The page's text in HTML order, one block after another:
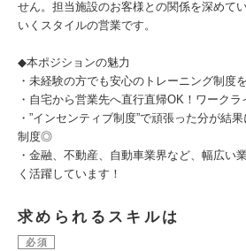
せん。担当施設のお客様との関係を深めて
いくスタイルの営業です。
◆本ポジションの魅力
・未経験の方でも安心のトレーニング制度
・自宅から営業先へ直行直帰OK！ワーク
・”インセンティブ制度”で頑張った分が結
制度◎
・金融、不動産、自動車業界など、幅広い
く活躍しています！
求められるスキルは
必須